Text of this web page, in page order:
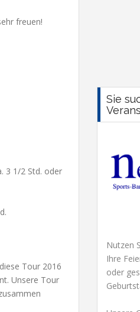
freuen!
3 1/2 Std. oder
Tour 2016
Unsere Tour
Sie
Nutzen
Ihre
oder